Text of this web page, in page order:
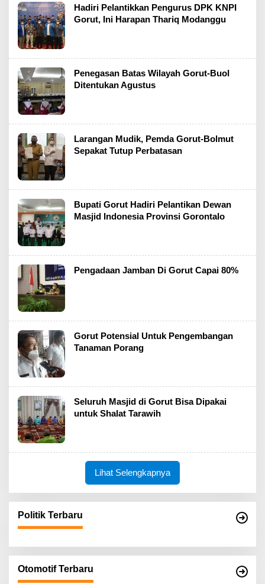
Hadiri Pelantikkan Pengurus DPK KNPI
Gorut, Ini Harapan Thariq Modanggu
Penegasan Batas Wilayah Gorut-Buol
Ditentukan Agustus
Larangan Mudik, Pemda Gorut-Bolmut
Sepakat Tutup Perbatasan
Bupati Gorut Hadiri Pelantikan Dewan
Masjid Indonesia Provinsi Gorontalo
Pengadaan Jamban Di Gorut Capai 80%
Gorut Potensial Untuk Pengembangan
Tanaman Porang
Seluruh Masjid di Gorut Bisa Dipakai
untuk Shalat Tarawih
Lihat Selengkapnya
Politik Terbaru
Otomotif Terbaru